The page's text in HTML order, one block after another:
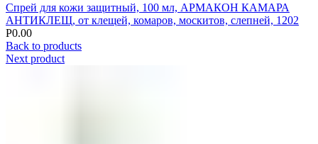
Спрей для кожи защитный, 100 мл, АРМАКОН КАМАРА
АНТИКЛЕЩ, от клещей, комаров, москитов, слепней, 1202
Р0.00
Back to products
Next product